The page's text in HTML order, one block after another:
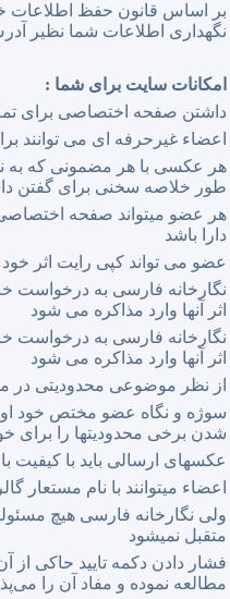
بر اساس قانون حفظ اطلاعات
نگهداری اطلاعات شما نظیر
امكانات سایت برای شما :
داشتن صفحه اختصاصی برای
اعضاء غیرحرفه ای می توانند
هر عکسی با هر مضمونی که به
طور خلاصه سخنی برای گفتن
هر عضو میتواند صفحه
دارا باشد
عضو می تواند کپی رایت اثر خود
نگارخانه فارسی به درخواست
اثر آنها وارد مذاکره می شود
نگارخانه فارسی به درخواست
اثر آنها وارد مذاکره می شود
از نظر موضوعی محدودیتی در
سوژه و نگاه عضو مختص خود
شدن برخی محدودیتها را برای
عکسهای ارسالی باید با کیفیت
اعضاء میتوانند با نام مستعار
ولی نگارخانه فارسی هیچ
متقبل نمیشود
فشار دادن دکمه تایید حاکی از
مطالعه نموده و مفاد آن را